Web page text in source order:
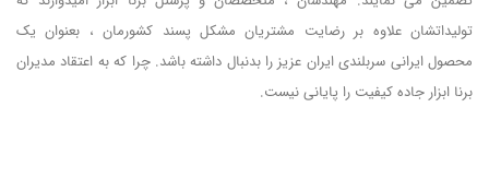
تولیداتشان علاوه بر رضایت مشتریان مشکل پسند کشورمان ، بعنوان یک
محصول ایرانی سربلندی ایران عزیز را بدنبال داشته باشد. چرا که به اعتقاد مدیران
برنا ابزار جاده کیفیت را پایانی نیست.